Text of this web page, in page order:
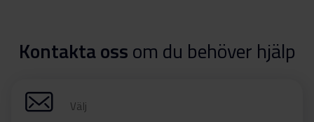
Kontakta ossom du behöver hjälp
Välj